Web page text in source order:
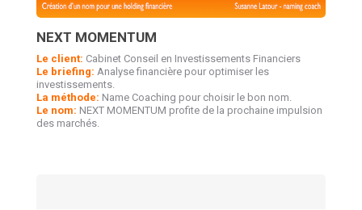
NEXT MOMENTUM
Le client: Cabinet Conseil en Investissements Financiers
Le briefing: Analyse financière pour optimiser les
investissements.
La méthode: Name Coaching pour choisir le bon nom.
Le nom: NEXT MOMENTUM profite de la prochaine impulsion
des marchés.